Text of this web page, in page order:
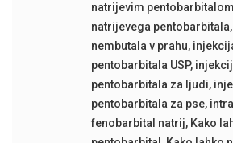
natrijevim pentobarbitalom
natrijevega pentobarbitala,
nembutala v prahu,
pentobarbitala USP,
pentobarbitala za ljudi,
pentobarbitala za pse,
fenobarbital natrij, Kako